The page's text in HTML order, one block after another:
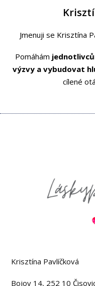
Jmenuji se Krisztína
Pomáhám
výzvy a vybudovat
cílené
Krisztína Pavlíčková
Bojov 14, 252 10